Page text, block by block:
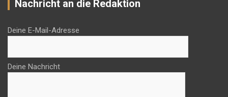
Nachricht an die Redaktion
Deine E-Mail-Adresse
Deine Nachricht